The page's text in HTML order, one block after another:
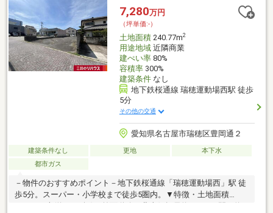
歩6分(約460m)・みずほ通りクリニック…徒歩3分(約220m)実測面
積：約169.45㎡
7,280万円
（坪単価:-）
土地面積240.77m2
用途地域近隣商業
建ぺい率80%
容積率300%
建築条件なし
地下鉄桜通線 瑞穂運動場西駅 徒歩
5分
その他の交通
愛知県名古屋市瑞穂区豊岡通２
建築条件なし 更地
本下水
都市ガス
－物件のおすすめポイント－地下鉄桜通線「瑞穂運動場西」駅 徒
歩5分。スーパー・小学校まで徒歩5圏内。▼特徴・土地面積